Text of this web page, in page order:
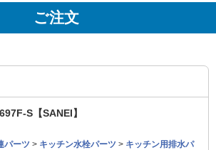
ご注文
S【SANEI】
パーツ > キッチン水栓パーツ > キッチン用排水パ